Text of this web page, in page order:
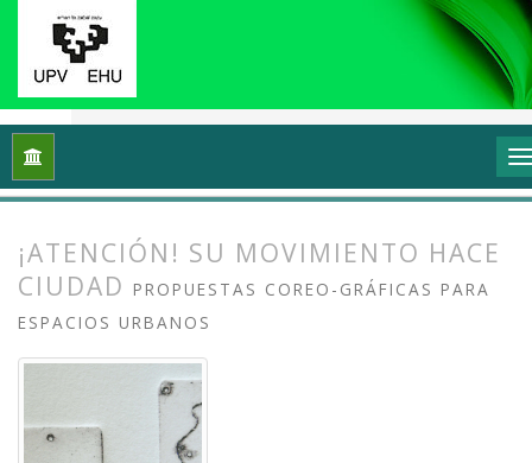
Inicio Vol. 11 Núm. 1 (2023): Grafika: Prácticas y
¡ATENCIÓN! SU MOVIMIENTO HACE
CIUDAD PROPUESTAS COREO-GRÁFICAS PARA
ESPACIOS URBANOS